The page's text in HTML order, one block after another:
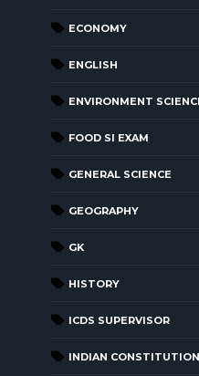
ECONOMY
ENGLISH
ENVIRONMENT
FOOD SI EXAM
GENERAL SCIENCE
GEOGRAPHY
GK
HISTORY
ICDS SUPERVISOR
INDIAN CONSTITUTION